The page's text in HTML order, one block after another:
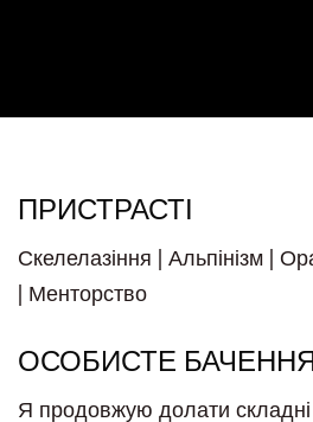
ПРИСТРАСТІ
Скелелазіння | Альпінізм |
| Менторство
ОСОБИСТЕ
Я продовжую долати